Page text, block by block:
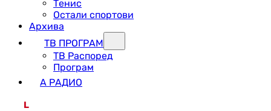
Тенис
Остали спортови
Архива
ТВ ПРОГРАМ
ТВ Распоред
Програм
А РАДИО
L